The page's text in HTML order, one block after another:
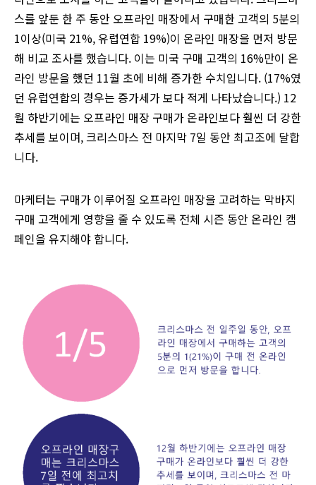
스를 앞둔 한 주 동안 오프라인 매장에서 구매한 고객의 5분의
1이상(미국 21%, 유럽연합 19%)이 온라인 매장을 먼저 방문
해 비교 조사를 했습니다. 이는 미국 구매 고객의 16%만이 온
라인 방문을 했던 11월 초에 비해 증가한 수치입니다. (17%였
던 유럽연합의 경우는 증가세가 보다 적게 나타났습니다.) 12
월 하반기에는 오프라인 매장 구매가 온라인보다 훨씬 더 강한
추세를 보이며, 크리스마스 전 마지막 7일 동안 최고조에 달합
니다.
마케터는 구매가 이루어질 오프라인 매장을 고려하는 막바지
구매 고객에게 영향을 줄 수 있도록 전체 시즌 동안 온라인 캠
페인을 유지해야 합니다.